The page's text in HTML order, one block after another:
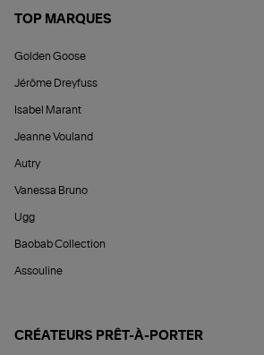
TOP MARQUES
Golden Goose
Jérôme Dreyfuss
Isabel Marant
Jeanne Vouland
Autry
Vanessa Bruno
Ugg
Baobab Collection
Assouline
CRÉATEURS PRÊT-À-PORTER